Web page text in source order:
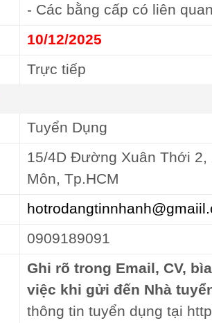
- Các bằng cấp có liên
10/12/2025
Trực tiếp
Tuyển Dụng
15/4D Đường Xuân Thới
Môn, Tp.HCM
0909189091
Ghi rõ trong Email, CV,
việc khi gửi đến Nhà
thông tin tuyển dụng tại